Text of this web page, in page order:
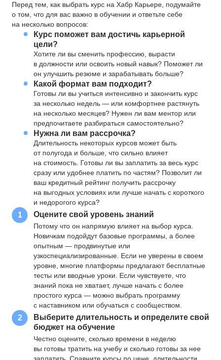
Перед тем, как выбрать курс на Хабр Карьере, подумайте
о том, что для вас важно в обучении и ответьте себе
на несколько вопросов:
Курс поможет вам достичь карьерной
цели?
Хотите ли вы сменить профессию, вырасти
в должности или освоить новый навык? Поможет ли
он улучшить резюме и зарабатывать больше?
Какой формат вам подходит?
Готовы ли вы учиться интенсивно и закончить курс
за несколько недель — или комфортнее растянуть
на несколько месяцев? Нужен ли вам ментор или
предпочитаете разбираться самостоятельно?
Нужна ли вам рассрочка?
Длительность некоторых курсов может быть
от полугода и больше, что сильно влияет
на стоимость. Готовы ли вы заплатить за весь курс
сразу или удобнее платить по частям? Позволит ли
ваш кредитный рейтинг получить рассрочку
на выгодных условиях или лучше начать с короткого
и недорогого курса?
1 Оцените свой уровень знаний
Потому что он напрямую влияет на выбор курса.
Новичкам подойдут базовые программы, а более
опытным — продвинутые или
узкоспециализированные. Если не уверены в своем
уровне, многие платформы предлагают бесплатные
тесты или вводные уроки. Если чувствуете, что
знаний пока не хватает, лучше начать с более
простого курса — можно выбрать программу
с наставником или обучаться с сообществом.
2
Выберите длительность и определите свой
бюджет на обучение
Честно оцените, сколько времени в неделю
вы готовы тратить на учебу и сколько готовы за нее